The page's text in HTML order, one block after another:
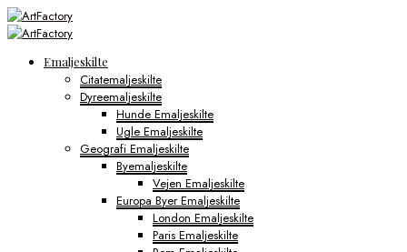
Emaljeskilte
Citatemaljeskilte
Dyreemaljeskilte
Hunde Emaljeskilte
Ugle Emaljeskilte
Geografi Emaljeskilte
Byemaljeskilte
Vejen Emaljeskilte
Europa Byer Emaljeskilte
London Emaljeskilte
Paris Emaljeskilte